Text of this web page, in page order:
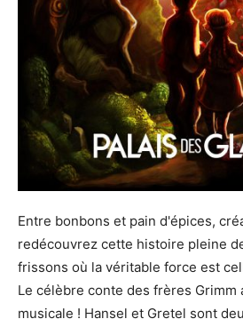
Entre bonbons et pain d'épices,
redécouvrez cette histoire pleine
frissons où la véritable force est
Le célèbre conte des frères Grimm
musicale ! Hansel et Gretel sont